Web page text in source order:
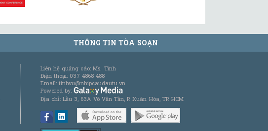
THÔNG TIN TÒA SOẠN
Liên hệ quảng cáo: Ms. Tình
Điện thoại: 037 4868 488
Email: tinhvu@nhipcaudautu.vn
Powered by:
Địa chỉ: Lầu 3, 63A Võ Văn Tần, P. Xuân Hòa, TP. HCM